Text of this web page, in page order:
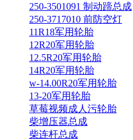
250-3501091 制动蹄总成
250-3717010 前防空灯
11R18军用轮胎
12R20军用轮胎
12.5R20军用轮胎
14R20军用轮胎
w-14.00R20军用轮胎
13-20军用轮胎
草莓视频成人污轮胎
柴增压器总成
柴连杆总成